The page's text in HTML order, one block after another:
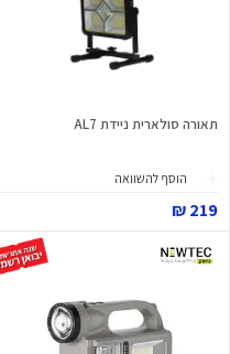
תאורה סולארית ניידת AL7
הוסף להשוואה
219 ₪